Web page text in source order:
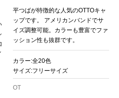
平つばが特徴的な人気のOTTOキャ
ップです。 アメリカンバンドでサ
イズ調整可能。カラーも豊富でファ
ッション性も抜群です。
カラー:全20色
サイズ:フリーサイズ
OT